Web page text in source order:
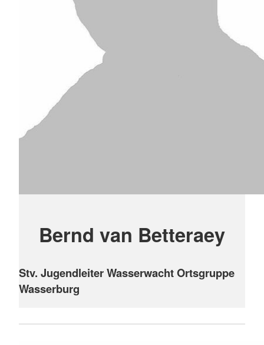
Bernd van Betteraey
Stv. Jugendleiter Wasserwacht Ortsgruppe
Wasserburg